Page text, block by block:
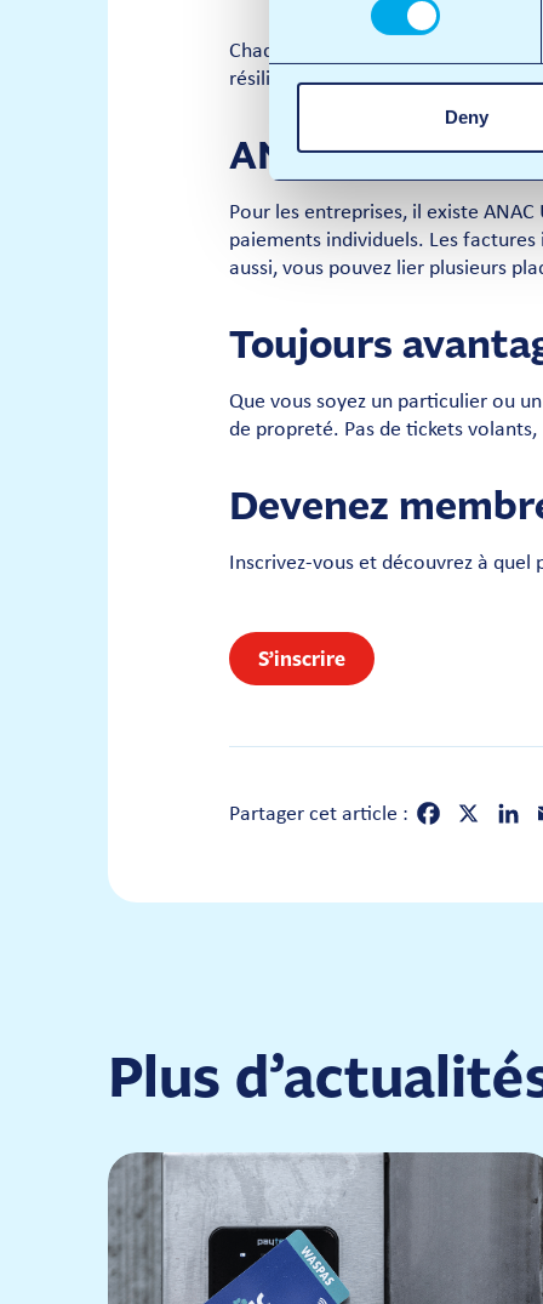
Deny
Chaque membre du groupe
résiliable mensuellement avec un
ANAC Unlimited
Pour les entreprises, il existe
paiements individuels. Les
aussi, vous pouvez lier plusieurs
Toujours
Que vous soyez un particulier ou
de propreté. Pas de tickets
Devenez
Inscrivez-vous et découvrez à
S’inscrire
Partager cet article :
Plus